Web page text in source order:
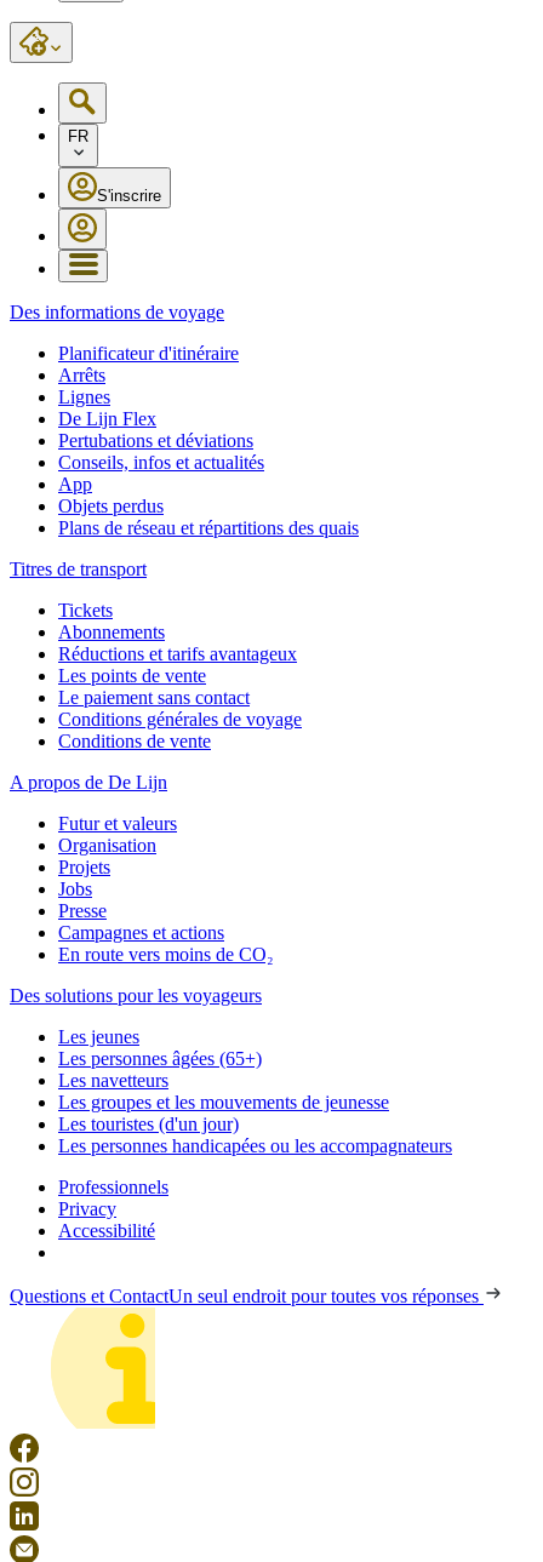
FR
S'inscrire
Des informations de voyage
Planificateur d'itinéraire
Arrêts
Lignes
De Lijn Flex
Pertubations et déviations
Conseils, infos et actualités
App
Objets perdus
Plans de réseau et répartitions des quais
Titres de transport
Tickets
Abonnements
Réductions et tarifs avantageux
Les points de vente
Le paiement sans contact
Conditions générales de voyage
Conditions de vente
A propos de De Lijn
Futur et valeurs
Organisation
Projets
Jobs
Presse
Campagnes et actions
En route vers moins de CO₂
Des solutions pour les voyageurs
Les jeunes
Les personnes âgées (65+)
Les navetteurs
Les groupes et les mouvements de jeunesse
Les touristes (d'un jour)
Les personnes handicapées ou les accompagnateurs
Professionnels
Privacy
Accessibilité
Questions et ContactUn seul endroit pour toutes vos réponses